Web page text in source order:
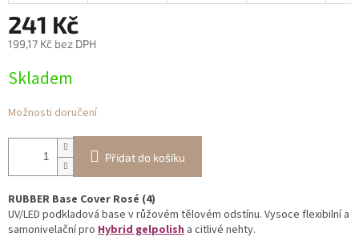
241 Kč
199,17 Kč bez DPH
cena:
Skladem
Možnosti doručení
Přidat do košíku
RUBBER Base Cover Rosé (4)
UV/LED podkladová base v růžovém tělovém odstínu. Vysoce flexibilní a
samonivelační pro Hybrid gelpolish a citlivé nehty.